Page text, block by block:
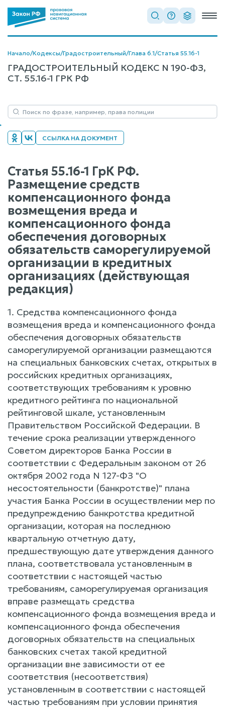
Начало/Кодексы/Градостроительный/Глава 6.1/Статья 55.16-1
ГРАДОСТРОИТЕЛЬНЫЙ КОДЕКС N 190-ФЗ,
СТ. 55.16-1 ГРК РФ
ССЫЛКА НА ДОКУМЕНТ
Статья 55.16-1 ГрК РФ.
Размещение средств
компенсационного фонда
возмещения вреда и
компенсационного фонда
обеспечения договорных
обязательств саморегулируемой
организации в кредитных
организациях (действующая
редакция)
1. Средства компенсационного фонда
возмещения вреда и компенсационного фонда
обеспечения договорных обязательств
саморегулируемой организации размещаются
на специальных банковских счетах, открытых в
российских кредитных организациях,
соответствующих требованиям к уровню
кредитного рейтинга по национальной
рейтинговой шкале, установленным
Правительством Российской Федерации. В
течение срока реализации утвержденного
Советом директоров Банка России в
соответствии с Федеральным законом от 26
октября 2002 года N 127-ФЗ "О
несостоятельности (банкротстве)" плана
участия Банка России в осуществлении мер по
предупреждению банкротства кредитной
организации, которая на последнюю
квартальную отчетную дату,
предшествующую дате утверждения данного
плана, соответствовала установленным в
соответствии с настоящей частью
требованиям, саморегулируемая организация
вправе размещать средства
компенсационного фонда возмещения вреда и
компенсационного фонда обеспечения
договорных обязательств на специальных
банковских счетах такой кредитной
организации вне зависимости от ее
соответствия (несоответствия)
установленным в соответствии с настоящей
частью требованиям при условии принятия